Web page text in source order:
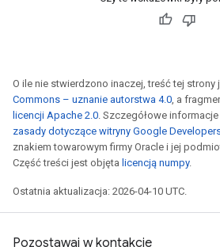
O ile nie stwierdzono inaczej, treść tej strony
Commons – uznanie autorstwa 4.0, a
licencji Apache 2.0. Szczegółowe
zasady dotyczące witryny Google
znakiem towarowym firmy Oracle i jej
Część treści jest objęta licencją numpy.
Ostatnia aktualizacja: 2026-04-10 UTC.
Pozostawaj w kontakcie